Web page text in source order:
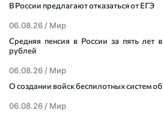
В России предлагают отказаться от ЕГЭ
06.08.26 / Мир
Средняя пенсия в России за пять лет
рублей
06.08.26 / Мир
О создании войск беспилотных систем
06.08.26 / Мир